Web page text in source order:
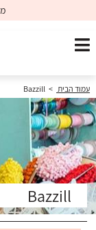
משלוח חינם בקנייה מעל 349 שקלים
עמוד הבית >
Bazzill
Bazzill